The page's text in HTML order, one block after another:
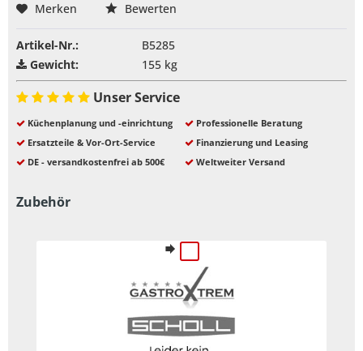
Merken Bewerten
Artikel-Nr.:
B5285
Gewicht:
155 kg
Unser Service
Küchenplanung und -einrichtung
Professionelle Beratung
Ersatzteile & Vor-Ort-Service
Finanzierung und Leasing
DE - versandkostenfrei ab 500€
Weltweiter Versand
Zubehör